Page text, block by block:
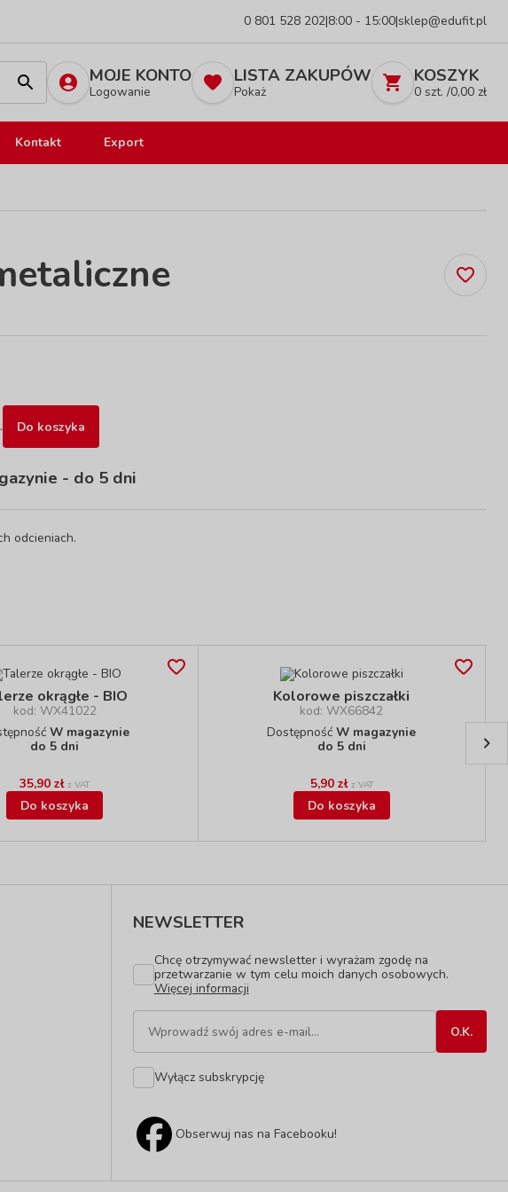
0 801 528 202|8:00 - 15:00|sklep@edufit.pl
MOJE KONTO
Logowanie
LISTA ZAKUPÓW
Pokaż
KOSZYK
0 szt. /0,00 zł
Kontakt Export
Do koszyka
- do 5 dni
odcieniach.
okrągłe - BIO
kod: WX41022
W magazynie
do 5 dni
35,90 zł z VAT
Do koszyka
Kolorowe piszczałki
kod: WX66842
DostępnośćW magazynie
do 5 dni
5,90 zł z VAT
Do koszyka
NEWSLETTER
Chcę otrzymywać newsletter i wyrażam zgodę na
przetwarzanie w tym celu moich danych osobowych.
Więcej informacji
Wyłącz subskrypcję
Obserwuj nas na Facebooku!